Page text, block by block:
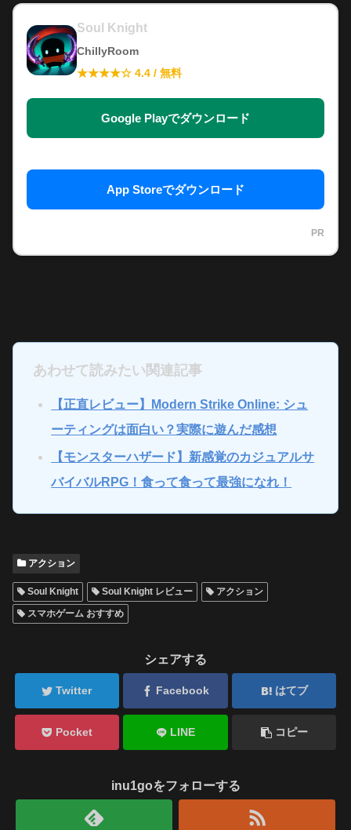
Soul Knight
ChillyRoom
★★★★☆ 4.4 / 無料
Google Playでダウンロード
App Storeでダウンロード
PR
あわせて読みたい関連記事
【正直レビュー】Modern Strike Online: シュ
ーティングは面白い？実際に遊んだ感想
【モンスターハザード】新感覚のカジュアルサ
バイバルRPG！食って食って最強になれ！
アクション
Soul Knight Soul Knight レビュー
アクション
スマホゲーム おすすめ
シェアする
Twitter Facebook はてブ
Pocket LINE コピー
inu1goをフォローする